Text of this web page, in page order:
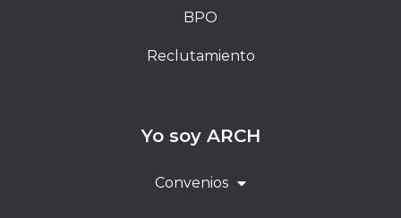
BPO
Reclutamiento
Yo soy ARCH
Convenios